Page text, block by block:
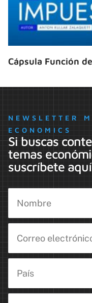
Cápsula Función
NEWSLETTER
ECONOMICS
Si buscas
temas
suscríbete aquí